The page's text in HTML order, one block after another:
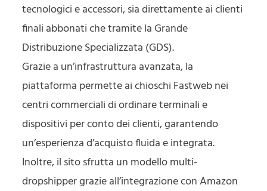
tecnologici e accessori, sia direttamente ai clienti
finali abbonati che tramite la Grande
Distribuzione Specializzata (GDS).
Grazie a un’infrastruttura avanzata, la
piattaforma permette ai chioschi Fastweb nei
centri commerciali di ordinare terminali e
dispositivi per conto dei clienti, garantendo
un’esperienza d’acquisto fluida e integrata.
Inoltre, il sito sfrutta un modello multi-
dropshipper grazie all’integrazione con Amazon